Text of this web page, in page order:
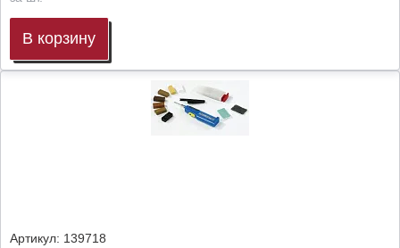
В корзину
Артикул: 139718